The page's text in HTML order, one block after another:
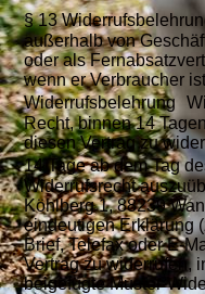
§ 13
außerhalb von
oder als
wenn er Verbraucher
Widerrufsbelehrung
Recht, binnen 14
diesen Vertrag zu
14 Tage ab dem Tag
Widerrufsrecht
Köhlberg 1, 88239
eindeutigen Erklärung
Brief, Telefax oder E-
Vertrag zu widerrufen,
beigefügte Muster-